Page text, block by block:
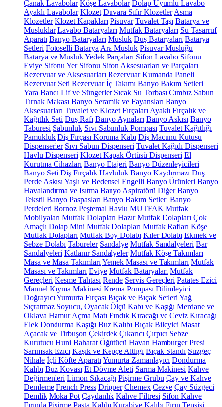
Çanak Lavabolar Köşe Lavabolar Dolap Uyumlu Lavabo
Ayaklı Lavabolar Klozet Duvara Sıfır Klozetler Asma
Klozetler Klozet Kapakları Pisuvar Tuvalet Taşı Batarya ve
Musluklar Lavabo Bataryaları Mutfak Bataryaları Su Tasarruf
Aparatı Banyo Bataryaları Musluk Duş Bataryaları Batarya
Setleri Fotoselli Batarya Ara Musluk Pisuvar Musluğu
Batarya ve Musluk Yedek Parçaları Sifon Lavabo Sifonu
Eviye Sifonu Yer Sifonu Sifon Aksesuarları ve Parçaları
Rezervuar ve Aksesuarları Rezervuar Kumanda Paneli
Rezervuar Seti Rezervuar İç Takımı Banyo Bakım Setleri
Yara Bandı Lif ve Süngerler Sıcak Su Torbası Cımbız Sabun
Tırnak Makası Banyo Seramik ve Fayansları Banyo
Aksesuarları Tuvalet ve Klozet Fırçaları Ayaklı Fırçalık ve
Kağıtlık Seti Duş Rafı Banyo Aynaları Banyo Askısı Banyo
Taburesi Sabunluk Sıvı Sabunluk Pompası Tuvalet Kağıtlığı
Pamukluk Diş Fırçası Koruma Kabı Diş Macunu Kutusu
Dispenserler Sıvı Sabun Dispenseri Tuvalet Kağıdı Dispenseri
Havlu Dispenseri Klozet Kapak Örtüsü Dispenseri El
Kurutma Cihazları Banyo Etajeri Banyo Düzenleyicileri
Banyo Seti Diş Fırçalık Havluluk Banyo Kaydırmazı Duş
Perde Askısı Yaşlı ve Bedensel Engelli Banyo Ürünleri Banyo
Havalandırma ve Isıtma Banyo Aspiratörü Diğer Banyo
Tekstil Banyo Paspasları Banyo Bakım Setleri Banyo
Perdeleri Bornoz Peştemal Havlu MUTFAK Mutfak
Mobilyaları Mutfak Dolapları Hazır Mutfak Dolapları Çok
Amaçlı Dolap Mini Mutfak Dolapları Mutfak Rafları Köşe
Mutfak Dolapları Mutfak Boy Dolabı Kiler Dolabı Ekmek ve
Sebze Dolabı Tabureler Sandalye Mutfak Sandalyeleri Bar
Sandalyeleri Katlanır Sandalyeler Mutfak Köşe Takımları
Masa ve Masa Takımları Yemek Masası ve Takımları Mutfak
Masası ve Takımları Eviye Mutfak Bataryaları Mutfak
Gereçleri Kesme Tahtası Rende Servis Gereçleri Patates Ezici
Manuel Kıyma Makinesi Krema Pompası Dilimleyici
Doğrayıcı Yumurta Fırçası Bıçak ve Bıçak Setleri Yağ
Sıçratmaz Soyucu, Oyacak Ölçü Kabı ve Kaşığı Merdane ve
Oklava Hamur Açma Matı Fındık Kıracağı ve Ceviz Kıracağı
Elek Dondurma Kaşığı Buz Kalıbı Bıçak Bileyici Masat
Açacak ve Tirbuşon Çekirdek Çıkarıcı Çırpıcı Sebze
Kurutucu Huni Baharat Öğütücü Havan Hamburger Presi
Sarımsak Ezici Kaşık ve Kepçe Altlığı Bıçak Standı Süzgeç
Nihale İçli Köfte Aparatı Yumurta Zamanlayıcı Dondurma
Kalıbı Buz Kovası Et Dövme Aleti Sarma Makinesi Kahve
Değirmenleri Limon Sıkacağı Pişirme Grubu Çay ve Kahve
Demleme French Press Dripper Chemex Cezve Çay Süzgeci
Demlik Moka Pot Çaydanlık Kahve Filtresi Sifon Kahve
Fırında Pişirme Pasta Kalıbı Kurabiye Kalıbı Fırın Tepsisi